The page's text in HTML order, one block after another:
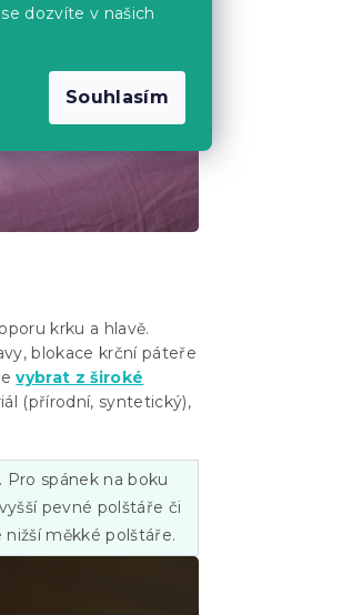
dozvíte v našich
Souhlasím
krku a hlavě.
blokace krční páteře
vybrat z široké
(přírodní, syntetický),
spánek na boku
pevné polštáře či
měkké polštáře.